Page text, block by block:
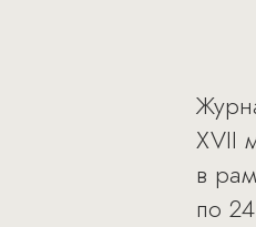
XVII
в
по